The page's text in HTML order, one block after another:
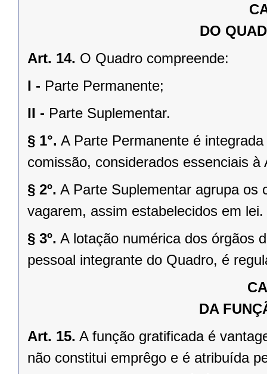
DO
Art. 14. O Quadro compreende:
I - Parte Permanente;
II - Parte Suplementar.
§ 1°. A Parte Permanente é
comissão, considerados essenciais à
§ 2º. A Parte Suplementar agrupa os
vagarem, assim estabelecidos em lei.
§ 3º. A lotação numérica dos órgãos
pessoal integrante do Quadro, é
DA
Art. 15. A função gratificada é
não constitui emprêgo e é atribuída